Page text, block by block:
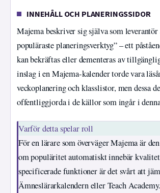
INNEHÅLL OCH PLANERINGSSIDOR
Majema beskriver sig själva som leverantör
populäraste planeringsverktyg” – ett
kan bekräftas eller dementeras av
inslag i en Majema-kalender torde vara
veckoplanering och klasslistor, men dessa
offentliggjorda i de källor som ingår i
Varför detta spelar roll
För en lärare som överväger Majema är
om populäritet automatiskt innebär
specificerade funktioner är det svårt att
Ämneslärarkalendern eller Teach